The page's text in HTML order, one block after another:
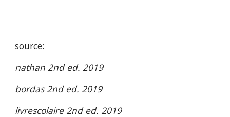
source:
nathan 2nd ed. 2019
bordas 2nd ed. 2019
livrescolaire 2nd ed. 2019